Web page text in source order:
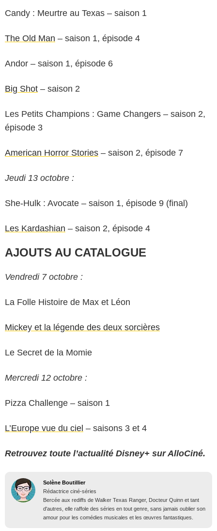
Candy : Meurtre au Texas – saison 1
The Old Man – saison 1, épisode 4
Andor – saison 1, épisode 6
Big Shot – saison 2
Les Petits Champions : Game Changers – saison 2,
épisode 3
American Horror Stories – saison 2, épisode 7
Jeudi 13 octobre :
She-Hulk : Avocate – saison 1, épisode 9 (final)
Les Kardashian – saison 2, épisode 4
AJOUTS AU CATALOGUE
Vendredi 7 octobre :
La Folle Histoire de Max et Léon
Mickey et la légende des deux sorcières
Le Secret de la Momie
Mercredi 12 octobre :
Pizza Challenge – saison 1
L’Europe vue du ciel – saisons 3 et 4
Retrouvez toute l’actualité Disney+ sur AlloCiné.
Solène Boutillier
Rédactrice ciné-séries
Bercée aux rediffs de Walker Texas Ranger, Docteur Quinn et tant
d'autres, elle raffole des séries en tout genre, sans jamais oublier son
amour pour les comédies musicales et les œuvres fantastiques.